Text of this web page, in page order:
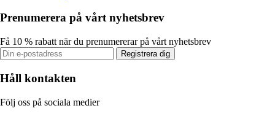
Prenumerera på vårt nyhetsbrev
Få 10 % rabatt när du prenumererar på vårt nyhetsbrev
Registrera dig
Håll kontakten
Följ oss på sociala medier